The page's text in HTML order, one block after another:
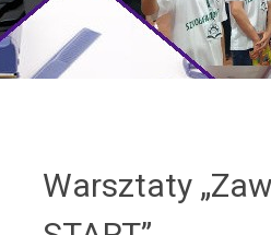
Warsztaty